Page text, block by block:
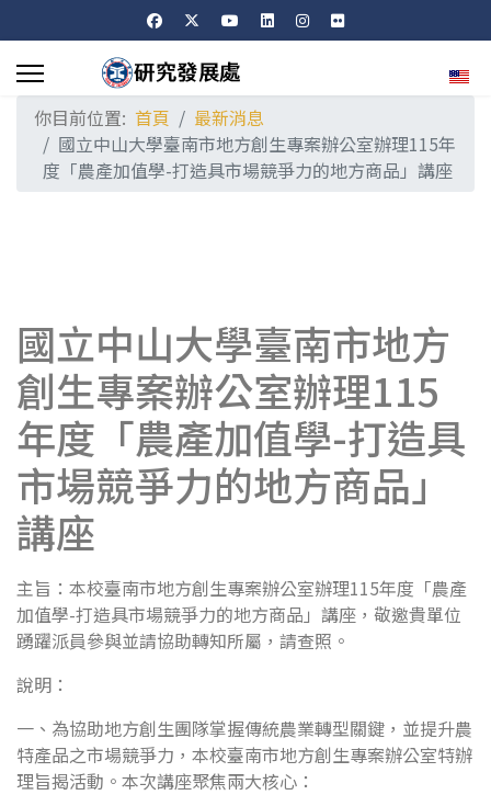
選擇
你目前位置: 首頁
最新消息
國立中山大學臺南市地方創生專案辦公室辦理115年
度「農產加值學-打造具市場競爭力的地方商品」講座
國立中山大學臺南市地方
創生專案辦公室辦理115
年度「農產加值學-打造具
市場競爭力的地方商品」
講座
主旨：本校臺南市地方創生專案辦公室辦理115年度「農產
加值學-打造具市場競爭力的地方商品」講座，敬邀貴單位
踴躍派員參與並請協助轉知所屬，請查照。
說明：
一、為協助地方創生團隊掌握傳統農業轉型關鍵，並提升農
特產品之市場競爭力，本校臺南市地方創生專案辦公室特辦
理旨揭活動。本次講座聚焦兩大核心：